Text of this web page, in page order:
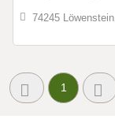
74245
1